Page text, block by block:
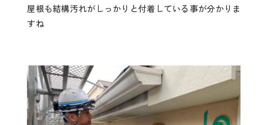
屋根も結構汚れがしっかりと付着している事が分かりま
すね